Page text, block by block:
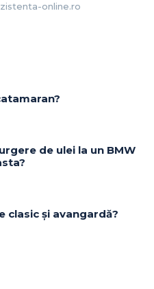
online.ro
de ulei la un BMW
clasic și avangardă?